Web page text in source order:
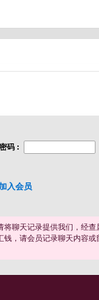
密码 :
入会员
聊天记录提供我们，经查
，请会员记录聊天内容